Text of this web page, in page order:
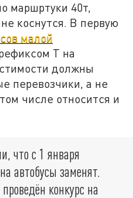
маршртуки 40т,
коснутся. В первую
малой
Т на
должны
перевозчики, а не
числе относится и
что с 1 января
автобусы заменят.
конкурс на